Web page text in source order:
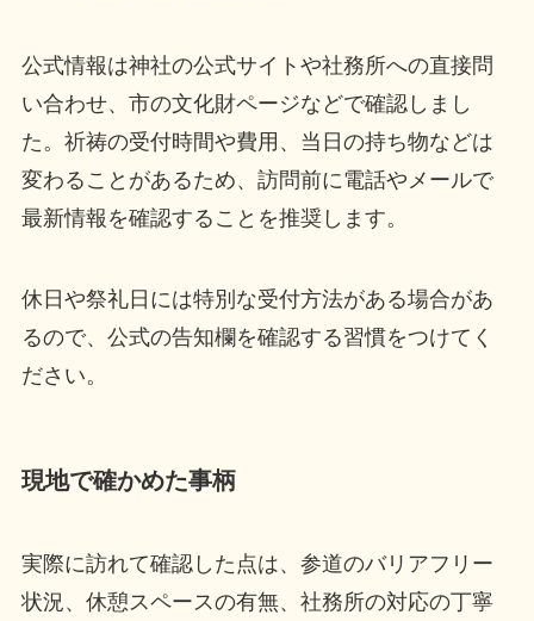
公式情報は神社の公式サイトや社務所への直接問
い合わせ、市の文化財ページなどで確認しまし
た。祈祷の受付時間や費用、当日の持ち物などは
変わることがあるため、訪問前に電話やメールで
最新情報を確認することを推奨します。
休日や祭礼日には特別な受付方法がある場合があ
るので、公式の告知欄を確認する習慣をつけてく
ださい。
現地で確かめた事柄
実際に訪れて確認した点は、参道のバリアフリー
状況、休憩スペースの有無、社務所の対応の丁寧